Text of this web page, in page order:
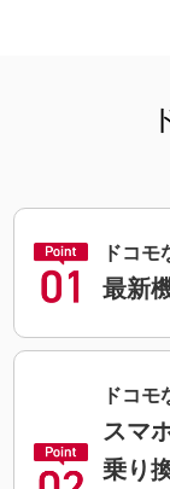
ドコモ
最新
ドコモ
スマ
乗り